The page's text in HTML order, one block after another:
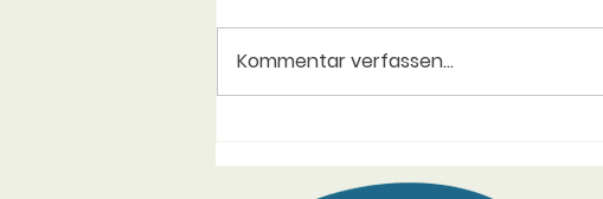
weniger als einen Kaffee
Kommentar verfassen...